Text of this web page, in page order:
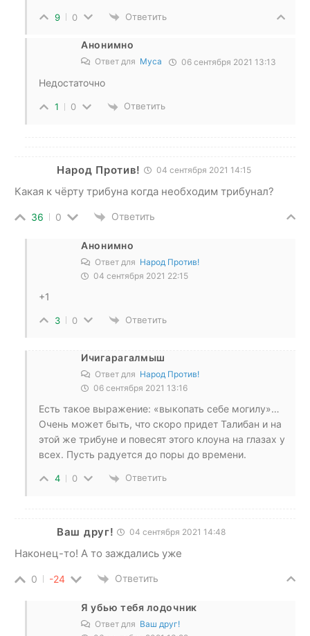
9 0 Ответить
Анонимно
Ответ для Муса 06 сентября 2021 13:13
Недостаточно
1 0 Ответить
Народ Против! 04 сентября 2021 14:15
Какая к чёрту трибуна когда необходим трибунал?
36 0 Ответить
Анонимно
Ответ для Народ Против!
04 сентября 2021 22:15
+1
3 0 Ответить
Ичигарагалмыш
Ответ для Народ Против!
06 сентября 2021 13:16
Есть такое выражение: «выкопать себе могилу»…
Очень может быть, что скоро придет Талибан и на
этой же трибуне и повесят этого клоуна на глазах у
всех. Пусть радуется до поры до времени.
4 0 Ответить
Ваш друг! 04 сентября 2021 14:48
Наконец-то! А то заждались уже
0 -24 Ответить
Я убью тебя лодочник
Ответ для Ваш друг!